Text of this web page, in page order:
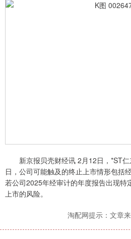
新京报贝壳财经讯 2月12日，*ST仁
日，公司可能触及的终止上市情形包括
若公司2025年经审计的年度报告出现特
上市的风险。
淘配网提示：文章